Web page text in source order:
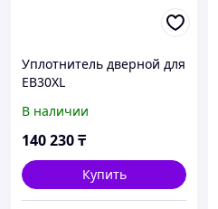
Уплотнитель дверной для
EB30XL
В наличии
140 230₸
Купить